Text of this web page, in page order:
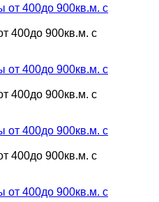
400до 900кв.м. с
400до 900кв.м. с
400до 900кв.м. с